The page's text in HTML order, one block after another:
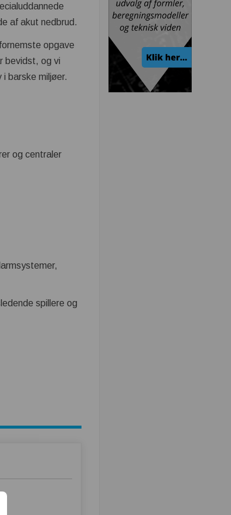
af akut nedbrud.
opgave
bevidst, og vi
barske miljøer.
og centraler
spillere og